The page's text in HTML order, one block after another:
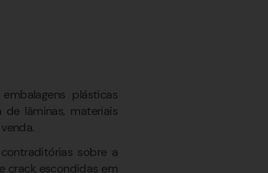
plásticas
lâminas, materiais
sobre a
crack escondidas em